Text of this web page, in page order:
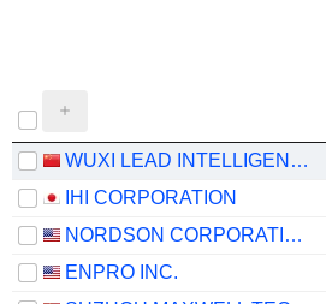
WUXI LEAD INTELLIGENT EQUIPMENT CO.,LTD.
IHI CORPORATION
NORDSON CORPORATION
ENPRO INC.